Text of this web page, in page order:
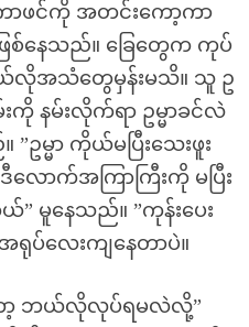
ာဖင်ကို အတင်းကော့ကာ
စ်နေသည်။ ခြေတွေက ကုပ်
လိုအသံတွေမှန်းမသိ။ သူ ဥ
းကို နမ်းလိုက်ရာ ဥမ္မာခင်လဲ
ဥမ္မာ ကိုယ်မပြီးသေးဖူး
ောက်အကြာကြီးကို မပြီး
” မူနေသည်။ ”ကုန်းပေး
ရုပ်လေးကျနေတာပဲ။
ာ့ ဘယ်လိုလုပ်ရမလဲလို့”